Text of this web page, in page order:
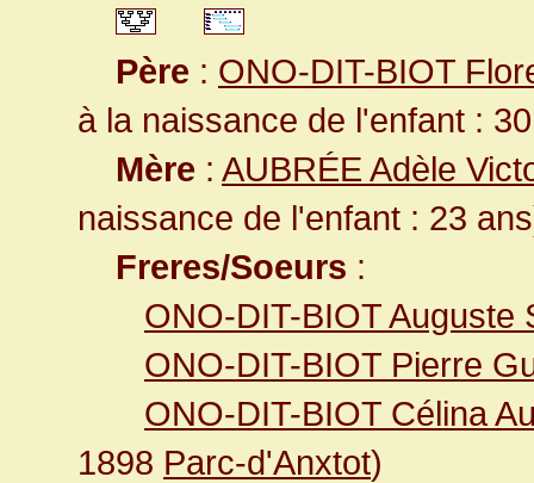
Père : ONO-DIT-BIOT
à la naissance de l'enfant :
Mère : AUBRÉE Adèle
naissance de l'enfant : 23
Freres/Soeurs :
ONO-DIT-BIOT Auguste
ONO-DIT-BIOT Pierre
ONO-DIT-BIOT Célina
1898 Parc-d'Anxtot)